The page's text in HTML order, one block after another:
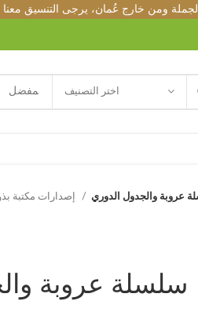
الجملة ومن خارج عُمان، يرجى التنسيق
اختر التصنيف
عروبة والجدول الدوري
سلسلة عروبة